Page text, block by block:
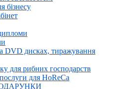
бізнесу
DVD дисках, тиражування
для рибних господарств
для HoReCa